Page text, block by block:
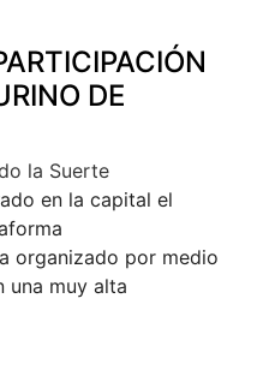
DE
la Suerte
en la capital el
organizado por medio
una muy alta